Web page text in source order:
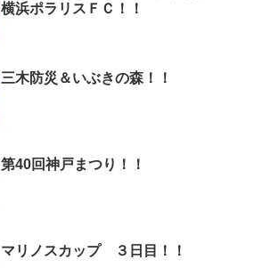
横浜ポラリスＦＣ！！
三木防災＆いぶきの森！！
第40回神戸まつり！！
マリノスカップ ３日目！！